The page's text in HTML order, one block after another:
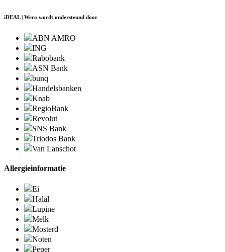
iDEAL | Wero wordt ondersteund door
ABN AMRO
ING
Rabobank
ASN Bank
bunq
Handelsbanken
Knab
RegioBank
Revolut
SNS Bank
Triodos Bank
Van Lanschot
Allergieinformatie
Ei
Halal
Lupine
Melk
Mosterd
Noten
Peper